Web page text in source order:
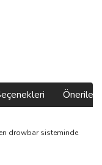
drowbar sisteminde